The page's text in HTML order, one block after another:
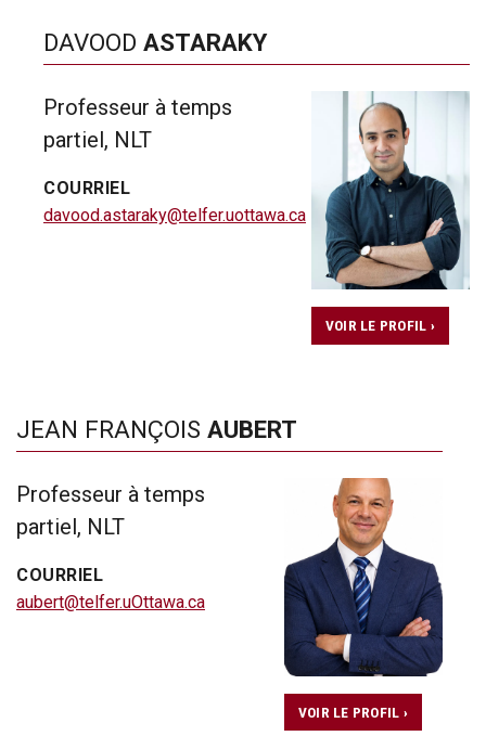
DAVOOD ASTARAKY
Professeur à temps
partiel, NLT
COURRIEL
davood.astaraky@telfer.uottawa.ca
VOIR LE PROFIL ›
JEAN FRANÇOIS AUBERT
Professeur à temps
partiel, NLT
COURRIEL
aubert@telfer.uOttawa.ca
VOIR LE PROFIL ›